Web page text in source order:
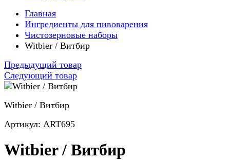
Главная
Ингредиенты для пивоварения
Чистозерновые наборы
Witbier / Витбир
Предыдущий товар
Следующий товар
Witbier / Витбир
Артикул: ART695
Witbier / Витбир